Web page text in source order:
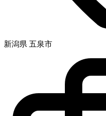
新潟県 五泉市